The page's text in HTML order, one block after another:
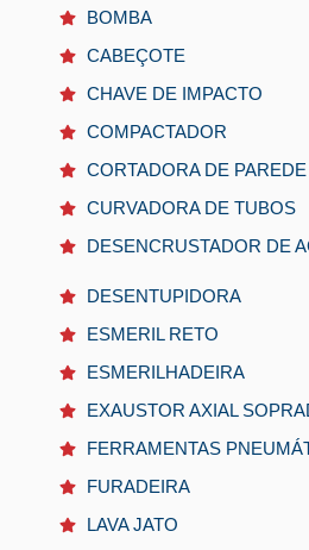
BOMBA
CABEÇOTE
CHAVE DE IMPACTO
COMPACTADOR
CORTADORA DE PAREDE
CURVADORA DE TUBOS
DESENCRUSTADOR DE
DESENTUPIDORA
ESMERIL RETO
ESMERILHADEIRA
EXAUSTOR AXIAL
FERRAMENTAS
FURADEIRA
LAVA JATO